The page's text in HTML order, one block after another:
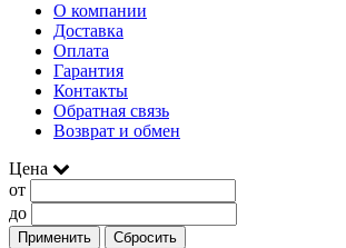
О компании
Доставка
Оплата
Гарантия
Контакты
Обратная связь
Возврат и обмен
Цена
от
до
Применить Сбросить